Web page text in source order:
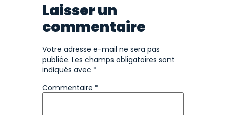
Laisser un
commentaire
Votre adresse e-mail ne sera pas
publiée. Les champs obligatoires sont
indiqués avec *
Commentaire *